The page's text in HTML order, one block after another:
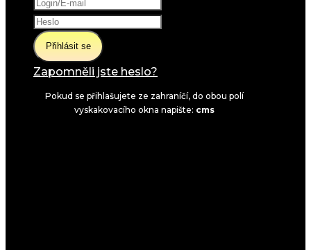
Přihlásit se
Zapomněli jste heslo?
Pokud se přihlašujete ze zahraníčí, do obou polí
vyskakovacího okna napište: cms